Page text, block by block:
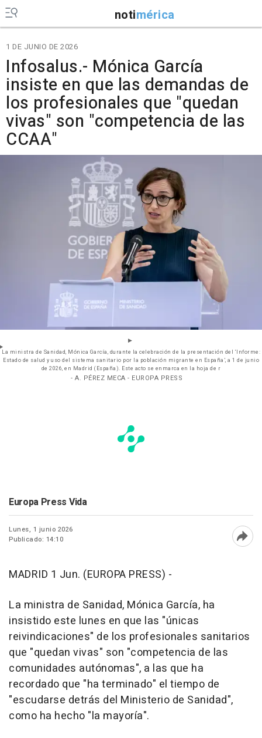
notimérica
1 DE JUNIO DE 2026
Infosalus.- Mónica García
insiste en que las demandas de
los profesionales que "quedan
vivas" son "competencia de las
CCAA"
La ministra de Sanidad, Mónica García, durante la celebración de la presentación del ‘Informe:
Estado de salud y uso del sistema sanitario por la población migrante en España’, a 1 de junio
de 2026, en Madrid (España). Este acto se enmarca en la hoja de r
- A. PÉREZ MECA - EUROPA PRESS
Europa Press Vida
Lunes, 1 junio 2026
Publicado: 14:10
MADRID 1 Jun. (EUROPA PRESS) -
La ministra de Sanidad, Mónica García, ha
insistido este lunes en que las "únicas
reivindicaciones" de los profesionales sanitarios
que "quedan vivas" son "competencia de las
comunidades autónomas", a las que ha
recordado que "ha terminado" el tiempo de
"escudarse detrás del Ministerio de Sanidad",
como ha hecho "la mayoría".